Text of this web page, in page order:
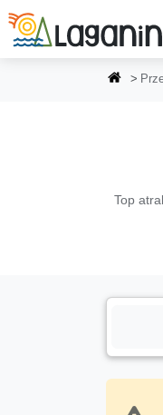
Przejdź do głównej treści
Top